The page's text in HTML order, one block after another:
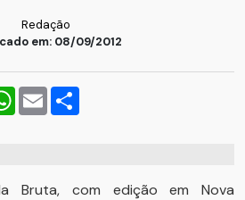
Redação
em: 08/09/2012
WhatsApp
Email
Bruta, com edição em Nova